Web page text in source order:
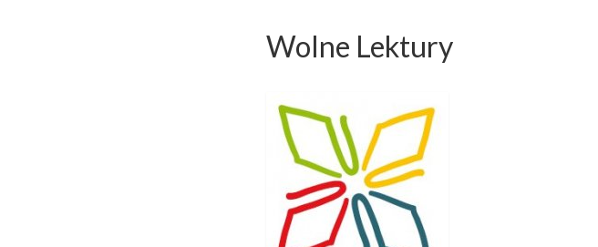
Wolne Lektury